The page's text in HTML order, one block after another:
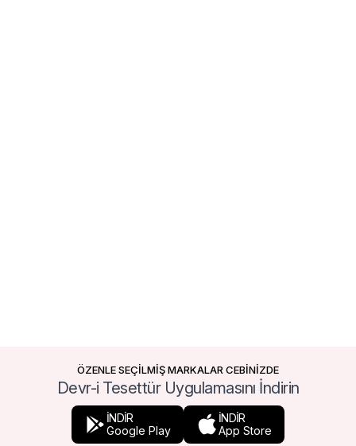
ÖZENLE SEÇİLMİŞ MARKALAR CEBİNİZDE
Devr-i Tesettür Uygulamasını İndirin
İNDİR
Google Play
İNDİR
App Store